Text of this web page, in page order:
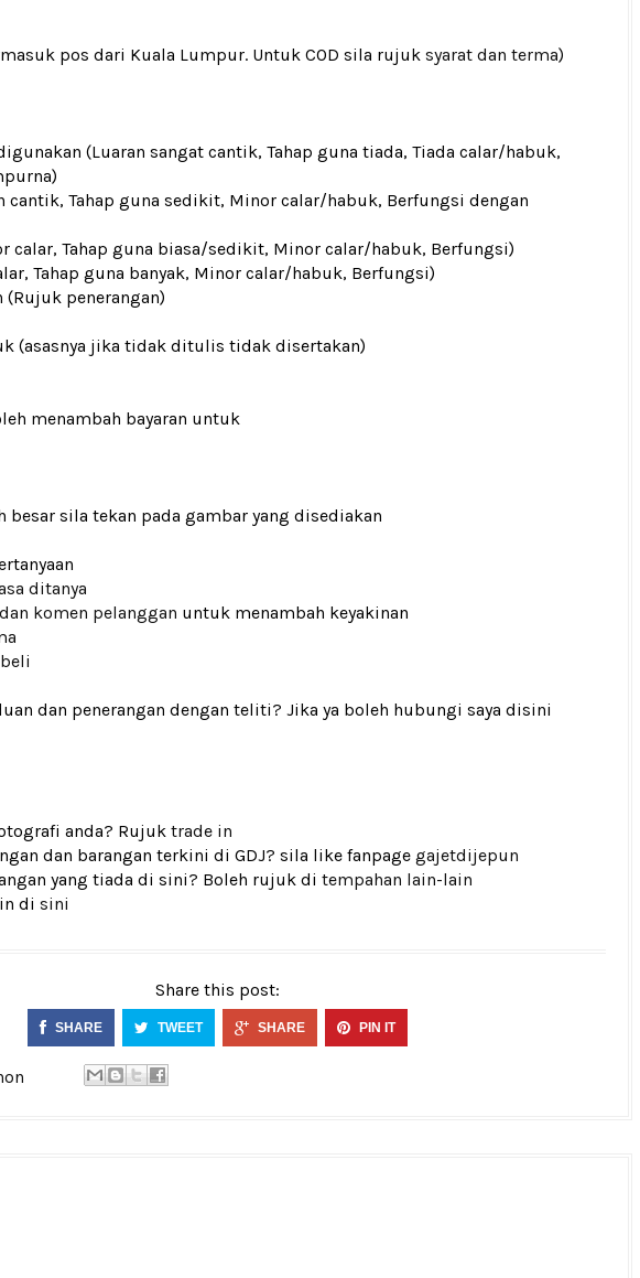
pos dari Kuala Lumpur. Untuk COD sila rujuk syarat dan terma)
(Luaran sangat cantik, Tahap guna tiada, Tiada calar/habuk,
cantik, Tahap guna sedikit, Minor calar/habuk, Berfungsi dengan
calar, Tahap guna biasa/sedikit, Minor calar/habuk, Berfungsi)
Tahap guna banyak, Minor calar/habuk, Berfungsi)
(Rujuk penerangan)
(asasnya jika tidak ditulis tidak disertakan)
menambah bayaran untuk
besar sila tekan pada gambar yang disediakan
ditanya
komen pelanggan untuk menambah keyakinan
dan penerangan dengan teliti? Jika ya boleh hubungi saya disini
anda? Rujuk trade in
dan barangan terkini di GDJ? sila like fanpage gajetdijepun
yang tiada di sini? Boleh rujuk di tempahan lain-lain
di sini
Share this post:
SHARE TWEET SHARE PIN IT